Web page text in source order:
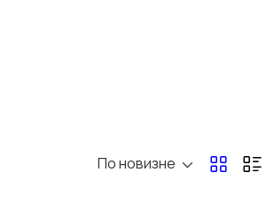
По новизне